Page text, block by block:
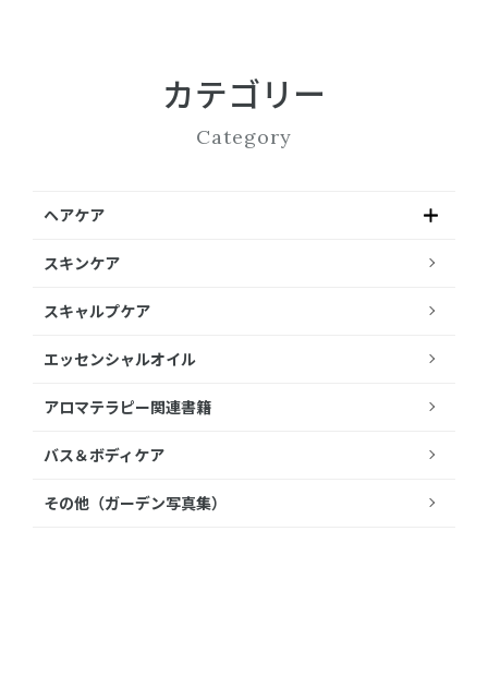
カテゴリー
Category
ヘアケア
スキンケア
スキャルプケア
エッセンシャルオイル
アロマテラピー関連書籍
バス＆ボディケア
その他（ガーデン写真集）